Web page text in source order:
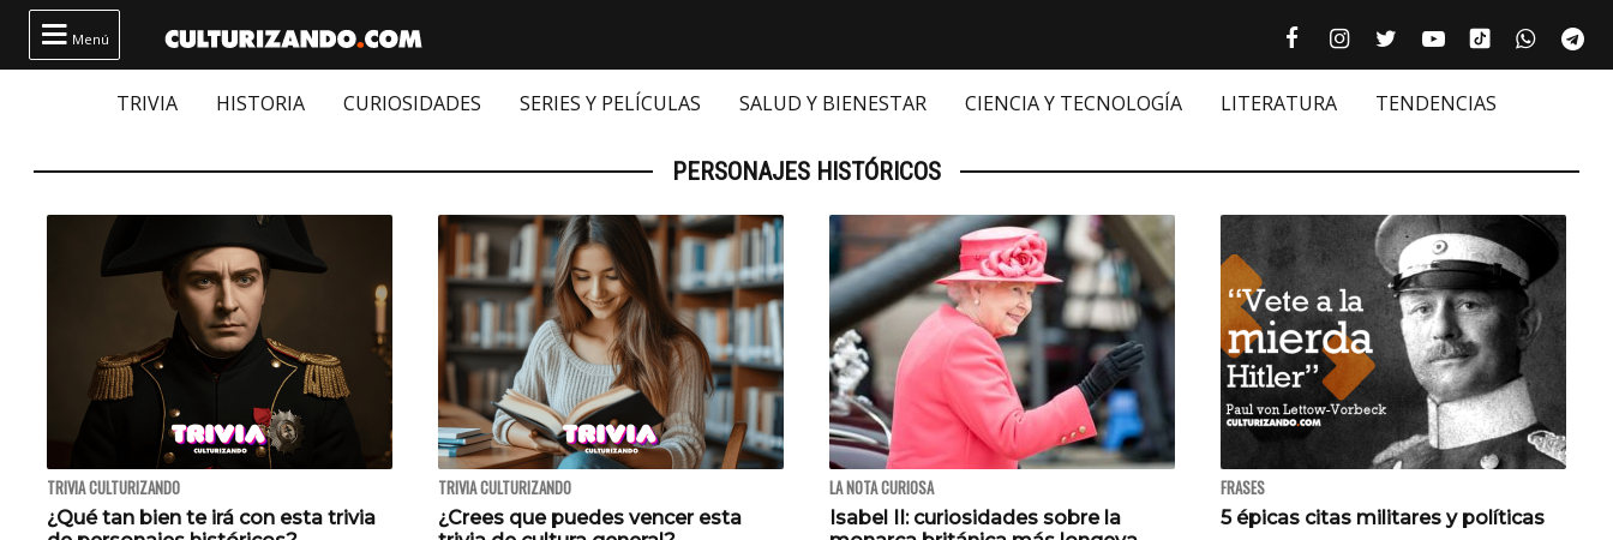
 Menú  Facebook culturizando.com |
 Instagram
 Twitter
 Youtube
Tiktok
 
TRIVIA HISTORIA CURIOSIDADES SERIES Y PELÍCULAS SALUD Y BIENESTAR CIENCIA Y TECNOLOGÍA LITERATURA TENDENCIAS
PERSONAJES HISTÓRICOS
TRIVIA CULTURIZANDO
¿Qué tan bien te irá con esta trivia
TRIVIA CULTURIZANDO
¿Crees que puedes vencer esta
LA NOTA CURIOSA
Isabel II: curiosidades sobre la
FRASES
5 épicas citas militares y políticas